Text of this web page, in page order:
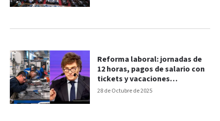
28 de Octubre de 2025
Reforma laboral: jornadas de
12 horas, pagos de salario con
tickets y vacaciones
fragmentadas